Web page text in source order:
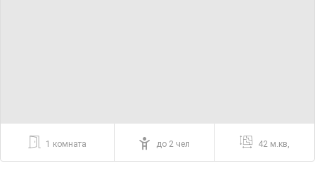
1 комната до 2 чел 42 м.кв,